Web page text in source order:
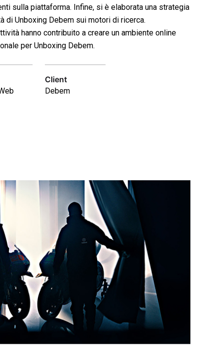
sulla piattaforma. Infine, si è elaborata una strategia
di Unboxing Debem sui motori di ricerca.
hanno contribuito a creare un ambiente online
per Unboxing Debem.
Client
Debem